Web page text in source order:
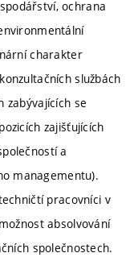
ochrana
charakter
službách
zabývajících se
zajišťujících
a
managementu).
pracovníci v
absolvování
společnostech.